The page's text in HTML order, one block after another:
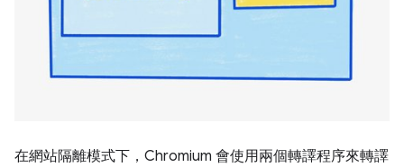
在網站隔離模式下，Chromium 會使用兩個轉譯程序來轉譯